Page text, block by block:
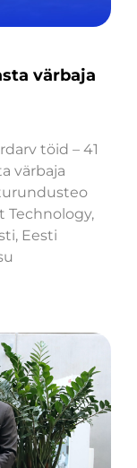
värbaja
töid – 41
värbaja
Technology,
Eesti